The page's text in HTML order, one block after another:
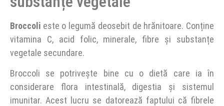
Broccoli este o legumă deosebit de hrănitoare. Conține
vitamina C, acid folic, minerale, fibre și substanțe
vegetale secundare.
Broccoli se potrivește bine cu o dietă care ia în
considerare flora intestinală, digestia și sistemul
imunitar. Acest lucru se datorează faptului că fibrele